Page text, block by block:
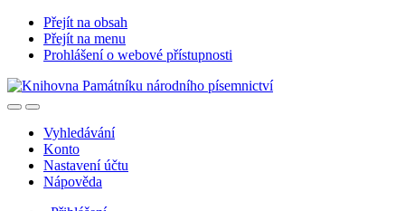
Přejít na obsah
Přejít na menu
Prohlášení o webové přístupnosti
Vyhledávání
Konto
Nastavení účtu
Nápověda